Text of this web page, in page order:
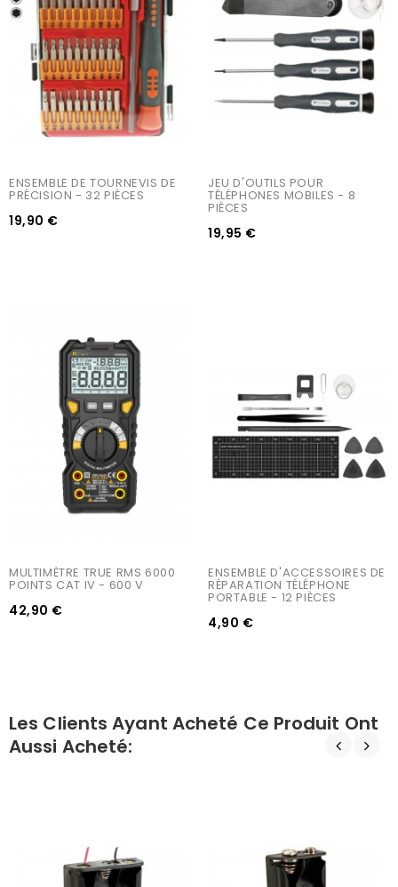
ENSEMBLE DE TOURNEVIS DE
PRÉCISION - 32 PIÈCES
19,90 €
JEU D'OUTILS POUR
TÉLÉPHONES MOBILES - 8
PIÈCES
19,95 €
MULTIMÈTRE TRUE RMS 6000
POINTS CAT IV - 600 V
42,90 €
ENSEMBLE D'ACCESSOIRES DE
RÉPARATION TÉLÉPHONE
PORTABLE - 12 PIÈCES
4,90 €
Les Clients Ayant Acheté Ce Produit Ont
Aussi Acheté: